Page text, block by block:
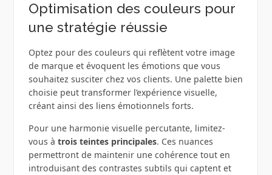
Optimisation des couleurs pour
une stratégie réussie
Optez pour des couleurs qui reflètent votre image
de marque et évoquent les émotions que vous
souhaitez susciter chez vos clients. Une palette bien
choisie peut transformer l’expérience visuelle,
créant ainsi des liens émotionnels forts.
Pour une harmonie visuelle percutante, limitez-
vous à trois teintes principales. Ces nuances
permettront de maintenir une cohérence tout en
introduisant des contrastes subtils qui captent et